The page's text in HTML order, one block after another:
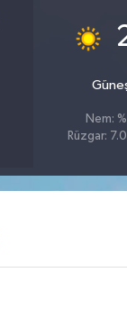
Nem:
Rüzgar: